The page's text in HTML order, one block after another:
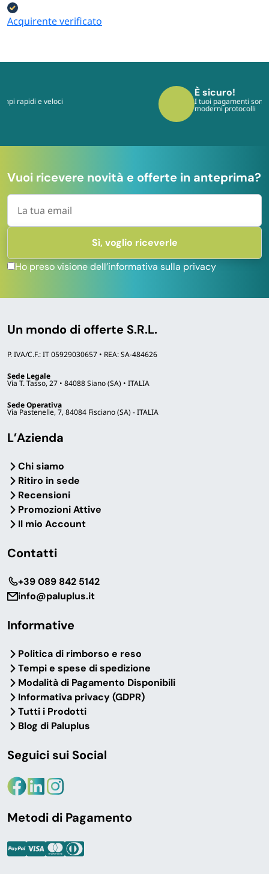
Acquirente verificato
I tuoi pagamenti sono protetti dai più
Vuoi ricevere novità e offerte in anteprima?
Ho preso visione dell’informativa sulla privacy
Un mondo di offerte S.R.L.
P. IVA/C.F.: IT 05929030657 • REA: SA-484626
Sede Legale
Via T. Tasso, 27 • 84088 Siano (SA) • ITALIA
Sede Operativa
Via Pastenelle, 7, 84084 Fisciano (SA) - ITALIA
L’Azienda
Chi siamo
Ritiro in sede
Recensioni
Promozioni Attive
Il mio Account
Contatti
‎+39 089 842 5142
info@paluplus.it
Informative
Politica di rimborso e reso
Tempi e spese di spedizione
Modalità di Pagamento Disponibili
Informativa privacy (GDPR)
Tutti i Prodotti
Blog di Paluplus
Seguici sui Social
Metodi di Pagamento